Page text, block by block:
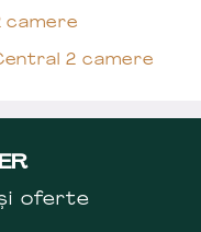
camere
2 camere
oferte